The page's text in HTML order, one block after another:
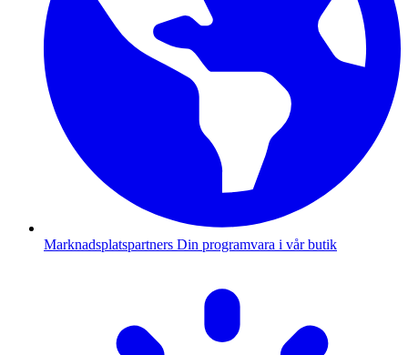
Marknadsplatspartners Din programvara i vår butik